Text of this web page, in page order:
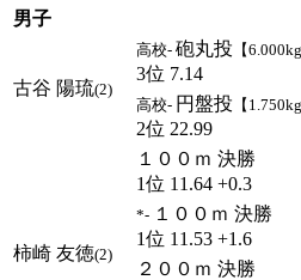
男子
古谷 陽琉(2)
高校- 砲丸投 【6.000kg
3位 7.14
高校- 円盤投 【1.750kg
2位 22.99
柿崎 友徳(2)
１００ｍ 決勝
1位 11.64 +0.3
*- １００ｍ 決勝
1位 11.53 +1.6
２００ｍ 決勝